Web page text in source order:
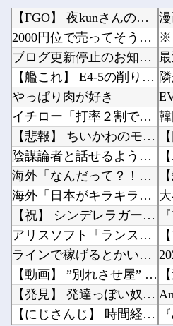
【FGO】 夜kunさんのモルガンイラスト！！ 蝶の羽好きです！
2000円位で売ってそうなエ□同人的デビルサマナー 第2話
ブログ更新停止のお知らせ
【艦これ】 E4-5の削りって水上と機動どっちでやったでち？
やっぱり肉が好き
イチロー「打率２割でいいなら40本打てる」←実際打てたんかな
【悲報】 ちいかわのモモンガ、逝きそう
陰謀論者と話せるようになるキーワード辞典つくろう→
海外「なんだって？！」PSGが鈴木彩艶の獲得へ増額オファーを準備していることに海外大騒ぎ！...
海外「日本がキラキラして見える…」 日本の街頭インタビューに登場した女子高生4人組がエモす...
【祝】 シンデレラガールズ13周年！デレステ10周年おめでとう！ガチャ更新SSR八神マキノ...
アリスソフト「ランス10」ゲーム画面公開キター！ウルザちゃんは今回も美しい…。前作で助けた...
ラインで稼げるとかいうの登録したけど「500円払え」だって
【動画】 ”別れさせ屋” のセ○クス、凄すぎるｗｗｗ そりゃ肉便器に堕ちるわｗｗｗ
【発見】 発達っぽい奴の共通点って『立場を理解できない』だよな
【にじさんじ】 時間経過でどんどん沈んでいくVTuber